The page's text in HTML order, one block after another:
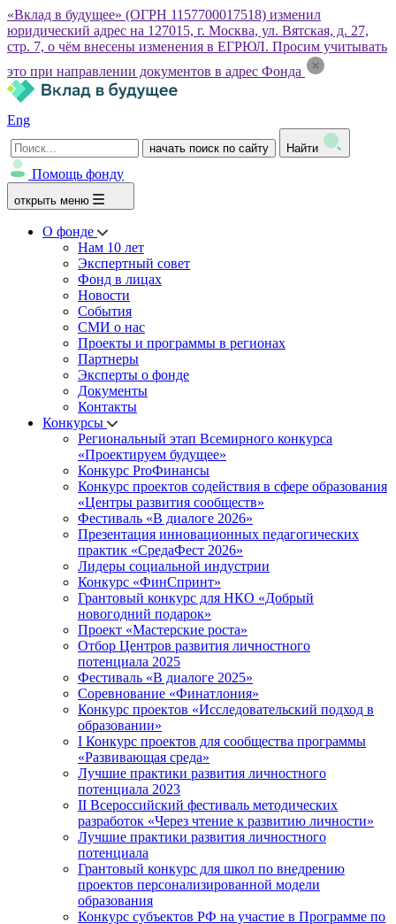
«Вклад в будущее» (ОГРН 1157700017518) изменил
юридический адрес на 127015, г. Москва, ул. Вятская, д. 27,
стр. 7, о чём внесены изменения в ЕГРЮЛ. Просим учитывать
это при направлении документов в адрес Фонда
Eng
начать поиск по сайту Найти
Помощь фонду
открыть меню
О фонде
Нам 10 лет
Экспертный совет
Фонд в лицах
Новости
События
СМИ о нас
Проекты и программы в регионах
Партнеры
Эксперты о фонде
Документы
Контакты
Конкурсы
Региональный этап Всемирного конкурса
«Проектируем будущее»
Конкурс ProФинансы
Конкурс проектов содействия в сфере образования
«Центры развития сообществ»
Фестиваль «В диалоге 2026»
Презентация инновационных педагогических
практик «СредаФест 2026»
Лидеры социальной индустрии
Конкурс «ФинСпринт»
Грантовый конкурс для НКО «Добрый
новогодний подарок»
Проект «Мастерские роста»
Отбор Центров развития личностного
потенциала 2025
Фестиваль «В диалоге 2025»
Соревнование «Финатлония»
Конкурс проектов «Исследовательский подход в
образовании»
I Конкурс проектов для сообщества программы
«Развивающая среда»
Лучшие практики развития личностного
потенциала 2023
II Всероссийский фестиваль методических
разработок «Через чтение к развитию личности»
Лучшие практики развития личностного
потенциала
Грантовый конкурс для школ по внедрению
проектов персонализированной модели
образования
Конкурс субъектов РФ на участие в Программе по